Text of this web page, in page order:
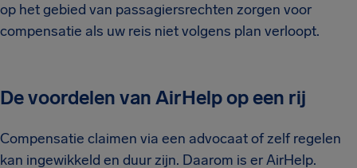
op het gebied van passagiersrechten zorgen voor
compensatie als uw reis niet volgens plan verloopt.
De voordelen van AirHelp op een rij
Compensatie claimen via een advocaat of zelf regelen
kan ingewikkeld en duur zijn. Daarom is er AirHelp.